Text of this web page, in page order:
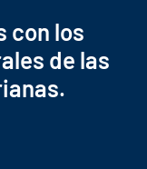
con los
de las